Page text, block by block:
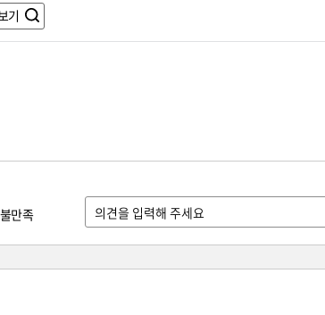
기
만족